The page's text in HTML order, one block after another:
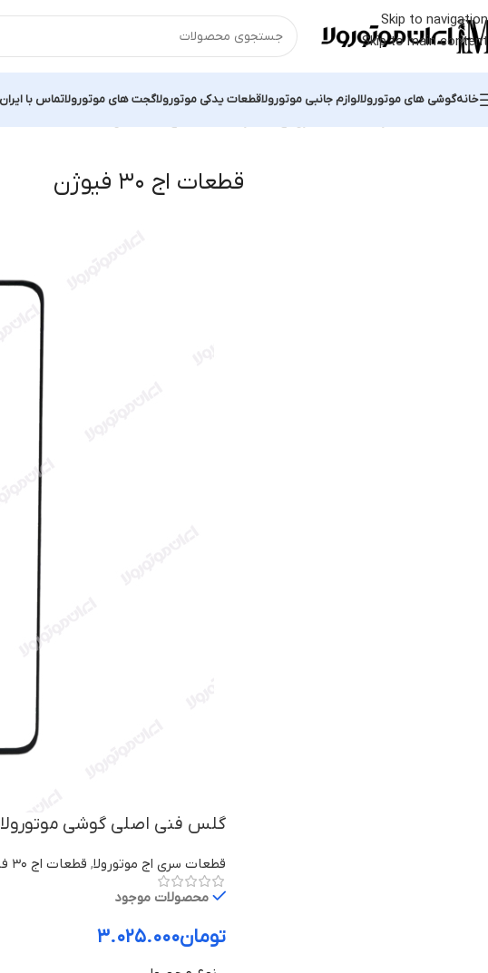
Skip to navigation
Skip to main content
خانهگوشی های موتورولالوازم جانبی موتورولاقطعات یدکی موتورولاگجت های موتورولاتماس با
قطعات اج ۳۰ فیوژن
گلس فنی اصلی گوشی موتورولا Edge 30 Fusion
قطعات سری اج موتورولا, قطعات اج ۳۰ فیوژن
محصولات موجود
تومان۳.۰۲۵.۰۰۰